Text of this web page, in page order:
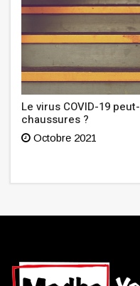
Le virus COVID-19
chaussures ?
Octobre 2021